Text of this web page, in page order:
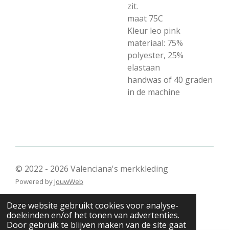
Deze website gebruikt cookies voor analyse-
doeleinden en/of het tonen van advertenties.
Door gebruik te blijven maken van de site gaat
zit.
maat 75C
Kleur leo pink
materiaal: 75%
polyester, 25%
elastaan
handwas of 40 graden
in de machine
© 2022 - 2026 Valenciana's merkkleding
Powered by JouwWeb